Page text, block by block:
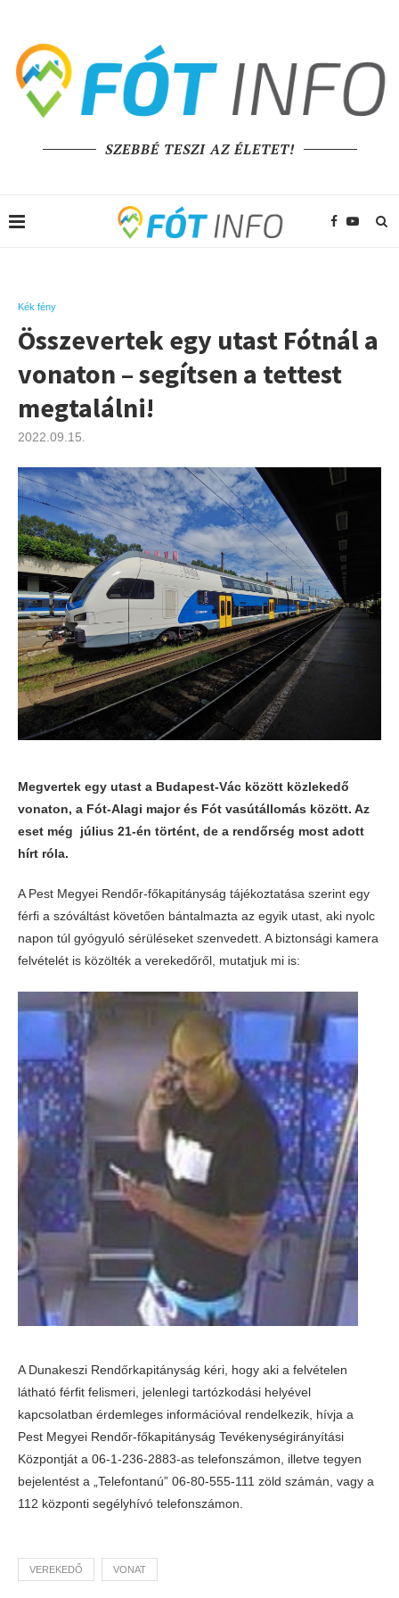
SZEBBÉ TESZI AZ ÉLETET!
Kék fény
Összevertek egy utast Fótnál a
vonaton – segítsen a tettest
megtalálni!
2022.09.15.
Megvertek egy utast a Budapest-Vác között közlekedő
vonaton, a Fót-Alagi major és Fót vasútállomás között. Az
eset még július 21-én történt, de a rendőrség most adott
hírt róla.
A Pest Megyei Rendőr-főkapitányság tájékoztatása szerint egy
férfi a szóváltást követően bántalmazta az egyik utast, aki nyolc
napon túl gyógyuló sérüléseket szenvedett. A biztonsági kamera
felvételét is közölték a verekedőről, mutatjuk mi is:
A Dunakeszi Rendőrkapitányság kéri, hogy aki a felvételen
látható férfit felismeri, jelenlegi tartózkodási helyével
kapcsolatban érdemleges információval rendelkezik, hívja a
Pest Megyei Rendőr-főkapitányság Tevékenységirányítási
Központját a 06-1-236-2883-as telefonszámon, illetve tegyen
bejelentést a „Telefontanú” 06-80-555-111 zöld számán, vagy a
112 központi segélyhívó telefonszámon.
VEREKEDŐ VONAT